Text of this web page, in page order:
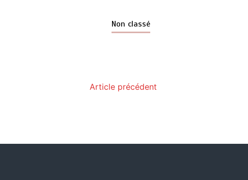
Non classé
Article précédent